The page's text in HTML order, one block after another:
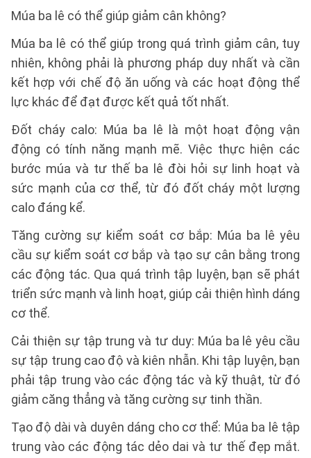
Múa ba lê có thể giúp giảm cân không?
Múa ba lê có thể giúp trong quá trình giảm cân, tuy
nhiên, không phải là phương pháp duy nhất và cần
kết hợp với chế độ ăn uống và các hoạt động thể
lực khác để đạt được kết quả tốt nhất.
Đốt cháy calo: Múa ba lê là một hoạt động vận
động có tính năng mạnh mẽ. Việc thực hiện các
bước múa và tư thế ba lê đòi hỏi sự linh hoạt và
sức mạnh của cơ thể, từ đó đốt cháy một lượng
calo đáng kể.
Tăng cường sự kiểm soát cơ bắp: Múa ba lê yêu
cầu sự kiểm soát cơ bắp và tạo sự cân bằng trong
các động tác. Qua quá trình tập luyện, bạn sẽ phát
triển sức mạnh và linh hoạt, giúp cải thiện hình dáng
cơ thể.
Cải thiện sự tập trung và tư duy: Múa ba lê yêu cầu
sự tập trung cao độ và kiên nhẫn. Khi tập luyện, bạn
phải tập trung vào các động tác và kỹ thuật, từ đó
giảm căng thẳng và tăng cường sự tinh thần.
Tạo độ dài và duyên dáng cho cơ thể: Múa ba lê tập
trung vào các động tác dẻo dai và tư thế đẹp mắt.